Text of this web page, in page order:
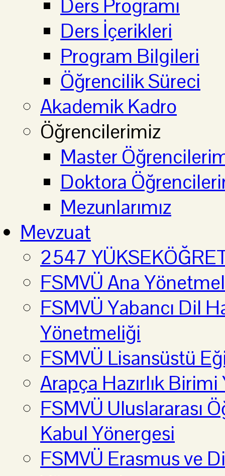
Ders Programı
Ders İçerikleri
Program Bilgileri
Öğrencilik Süreci
Akademik Kadro
Öğrencilerimiz
Master
Doktora
Mezunlarımız
Mevzuat
2547
FSMVÜ Ana
FSMVÜ Yabancı Dil
Yönetmeliği
FSMVÜ Lisansüstü
Arapça Hazırlık
FSMVÜ Uluslararası
Kabul Yönergesi
FSMVÜ Erasmus ve